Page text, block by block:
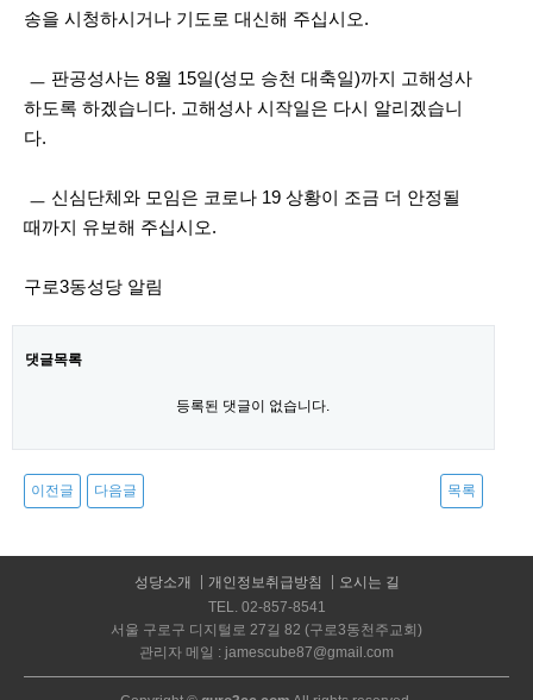
송을 시청하시거나 기도로 대신해 주십시오.
ㅡ 판공성사는 8월 15일(성모 승천 대축일)까지 고해성사
하도록 하겠습니다. 고해성사 시작일은 다시 알리겠습니
다.
ㅡ 신심단체와 모임은 코로나 19 상황이 조금 더 안정될
때까지 유보해 주십시오.
구로3동성당 알림
댓글목록
등록된 댓글이 없습니다.
이전글 다음글 목록
성당소개 개인정보취급방침
오시는 길
TEL. 02-857-8541
서울 구로구 디지털로 27길 82 (구로3동천주교회)
관리자 메일 : jamescube87@gmail.com